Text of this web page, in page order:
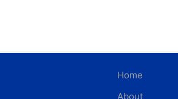
Home
About